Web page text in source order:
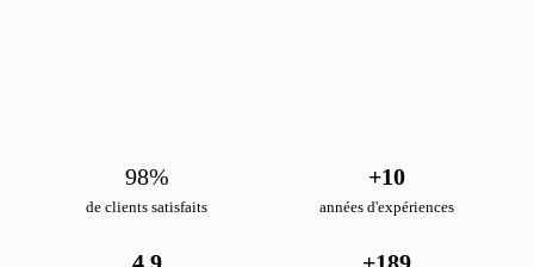
de clients satisfaits
98%
années d'expériences
+10